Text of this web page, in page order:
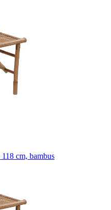
cm, bambus